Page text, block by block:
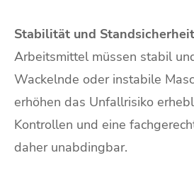
Stabilität und Standsicherheit
Arbeitsmittel müssen stabil
Wackelnde oder instabile
erhöhen das Unfallrisiko
Kontrollen und eine
daher unabdingbar.